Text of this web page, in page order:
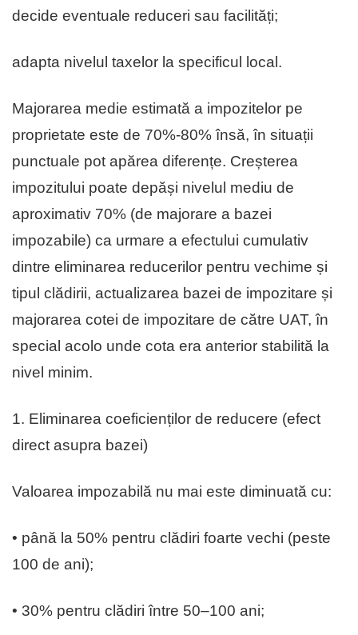
decide eventuale reduceri sau facilități;
adapta nivelul taxelor la specificul local.
Majorarea medie estimată a impozitelor pe
proprietate este de 70%-80% însă, în situații
punctuale pot apărea diferențe. Creșterea
impozitului poate depăși nivelul mediu de
aproximativ 70% (de majorare a bazei
impozabile) ca urmare a efectului cumulativ
dintre eliminarea reducerilor pentru vechime și
tipul clădirii, actualizarea bazei de impozitare și
majorarea cotei de impozitare de către UAT, în
special acolo unde cota era anterior stabilită la
nivel minim.
1. Eliminarea coeficienților de reducere (efect
direct asupra bazei)
Valoarea impozabilă nu mai este diminuată cu:
• până la 50% pentru clădiri foarte vechi (peste
100 de ani);
• 30% pentru clădiri între 50–100 ani;